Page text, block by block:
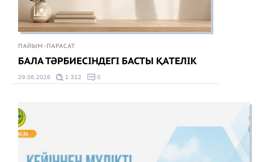
ПАЙЫМ-ПАРАСАТ
БАЛА ТӘРБИЕСІНДЕГІ БАСТЫ ҚАТЕЛІК
29.06.2026 1 312 0